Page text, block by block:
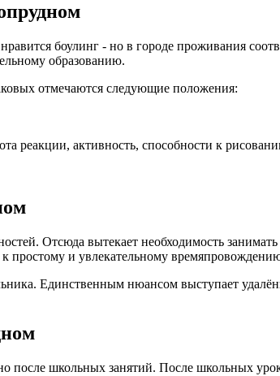
боулинг - но в городе проживания
образованию.
отмечаются следующие положения:
реакции, активность, способности к
Отсюда вытекает необходимость
простому и увлекательному
Единственным нюансом выступает
после школьных занятий. После школьных